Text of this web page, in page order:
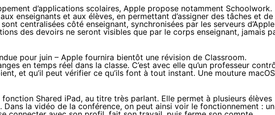
d’applications scolaires, Apple propose notamment Schoolwork.
enseignants et aux élèves, en permettant d’assigner des tâches et de
centralisées côté enseignant, synchronisées par les serveurs
des devoirs ne seront visibles que par le corps enseignant, jamais
pour juin – Apple fournira bientôt une révision de Classroom.
en temps réel dans la classe. C’est avec elle qu’un professeur
et qu’il peut vérifier ce qu’ils font à tout instant. Une mouture macOS
Shared iPad, au titre très parlant. Elle permet à plusieurs élèves
la vidéo de la conférence, on peut ainsi voir le fonctionnement : un